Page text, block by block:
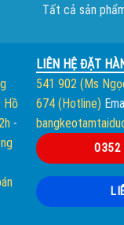
Tất cả sản
Hồ
-
LIÊN HỆ ĐẶT
541 902 (Ms
674 (Hotline)
0352